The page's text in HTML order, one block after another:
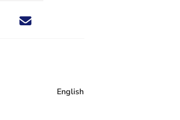
Deel dit nieuwsbericht via X - U verlaat
Deel dit nieuwsbericht via Facebook - U
Deel dit nieuwsbericht via e-mail
Deel dit nieuwsbericht via LinkedIn - U
English